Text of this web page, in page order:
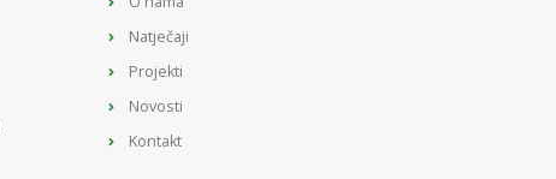
Natječaji
Projekti
Novosti
Kontakt